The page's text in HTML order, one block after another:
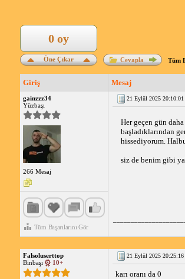
Öne Çıkar
0 oy
Cevapla Tüm
Giriş Mesaj
gainzzz34
Yüzbaşı
266 Mesaj
Tüm Başarılarını Gör
21 Eylül 2025 20:10:01
Her geçen gün
başladıklarından
hissediyorum.
siz de benim gibi
Falsoluserttop
Binbaşı
10+
21 Eylül 2025 20:25:16
karı oranı da 0